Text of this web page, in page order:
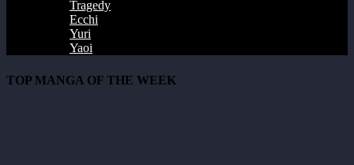
Tragedy
Ecchi
Yuri
Yaoi
TOP MANGA OF THE WEEK